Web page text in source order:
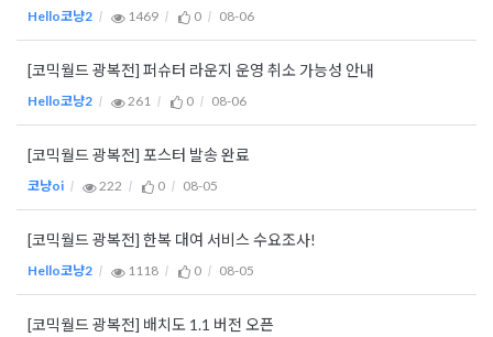
Hello코냥2 1469 0 08-06
[코믹월드 광복전] 퍼슈터 라운지 운영 취소 가능성 안내
Hello코냥2 261 0 08-06
[코믹월드 광복전] 포스터 발송 완료
코냥oi 222 0 08-05
[코믹월드 광복전] 한복 대여 서비스 수요조사!
Hello코냥2 1118 0 08-05
[코믹월드 광복전] 배치도 1.1 버전 오픈